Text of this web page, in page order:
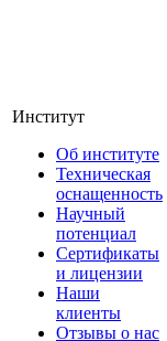
Институт
Об институте
Техническая
оснащенность
Научный
потенциал
Сертификаты
и лицензии
Наши
клиенты
Отзывы о нас